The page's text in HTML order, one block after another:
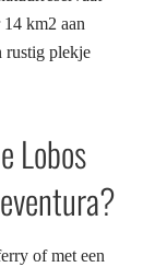
km2 aan
rustig plekje
Lobos
of met een